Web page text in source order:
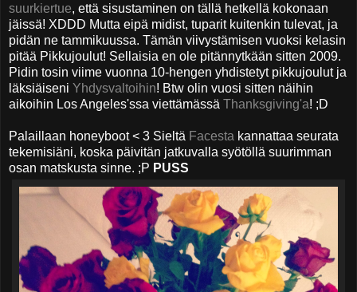
suurkiertue, että sisustaminen on tällä hetkellä kokonaan
jäissä! XDDD Mutta eipä midist, tuparit kuitenkin tulevat, ja
pidän ne tammikuussa. Tämän viivystämisen vuoksi kelasin
pitää Pikkujoulut! Sellaisia en ole pitännytkään sitten 2009.
Pidin tosin viime vuonna 10-hengen yhdistetyt pikkujoulut ja
läksiäiseni Yhdysvaltoihin! Btw olin vuosi sitten näihin
aikoihin Los Angeles'ssa viettämässä Thanksgiving'a! ;D
Palaillaan honeyboot < 3 Sieltä Facesta kannattaa seurata
tekemisiäni, koska päivitän jatkuvalla syötöllä suurimman
osan matskusta sinne. ;P PUSS